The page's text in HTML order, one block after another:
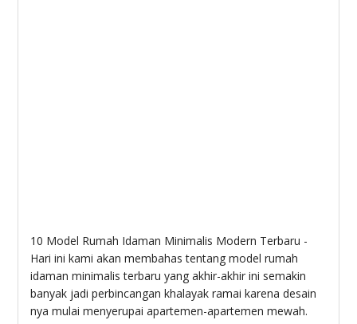
10 Model Rumah Idaman Minimalis Modern Terbaru -
Hari ini kami akan membahas tentang model rumah
idaman minimalis terbaru yang akhir-akhir ini semakin
banyak jadi perbincangan khalayak ramai karena desain
nya mulai menyerupai apartemen-apartemen mewah.